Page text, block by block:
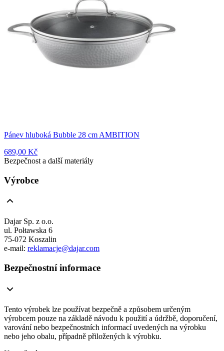
Pánev hluboká Bubble 28 cm AMBITION
689,00 Kč
Bezpečnost a další materiály
Výrobce
Dajar Sp. z o.o.
ul. Połtawska 6
75-072 Koszalin
e-mail: reklamacje@dajar.com
Bezpečnostní informace
Tento výrobek lze používat bezpečně a způsobem určeným
výrobcem pouze na základě návodu k použití a údržbě, doporučení,
varování nebo bezpečnostních informací uvedených na výrobku
nebo jeho obalu, případně přiložených k výrobku.